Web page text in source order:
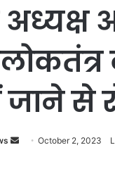
अध्यक्ष
से
SendOctober 2, 2023